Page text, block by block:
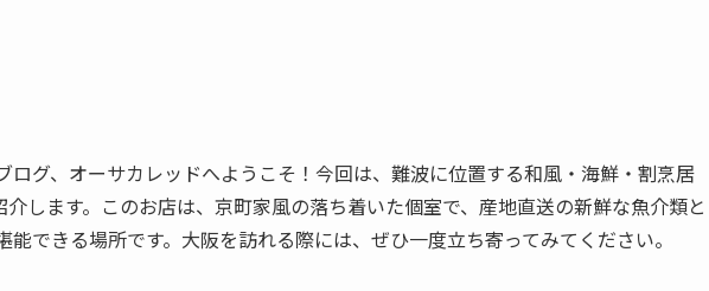
ログ、オーサカレッドへようこそ！今回は、難波に位置する和風・海鮮・割烹居
介します。このお店は、京町家風の落ち着いた個室で、産地直送の新鮮な魚介類と
できる場所です。大阪を訪れる際には、ぜひ一度立ち寄ってみてください。